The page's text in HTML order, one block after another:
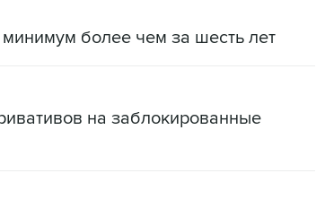
более чем за шесть лет
на заблокированные